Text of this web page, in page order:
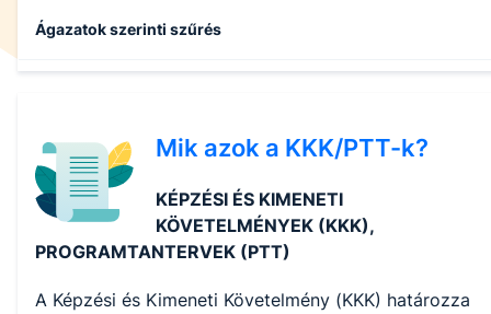
Ágazatok szerinti szűrés
Gépészet
Informatika és távközlés
Mik azok a KKK/PTT-k?
KÉPZÉSI ÉS KIMENETI
KÖVETELMÉNYEK (KKK),
PROGRAMTANTERVEK (PTT)
A Képzési és Kimeneti Követelmény (KKK) határozza